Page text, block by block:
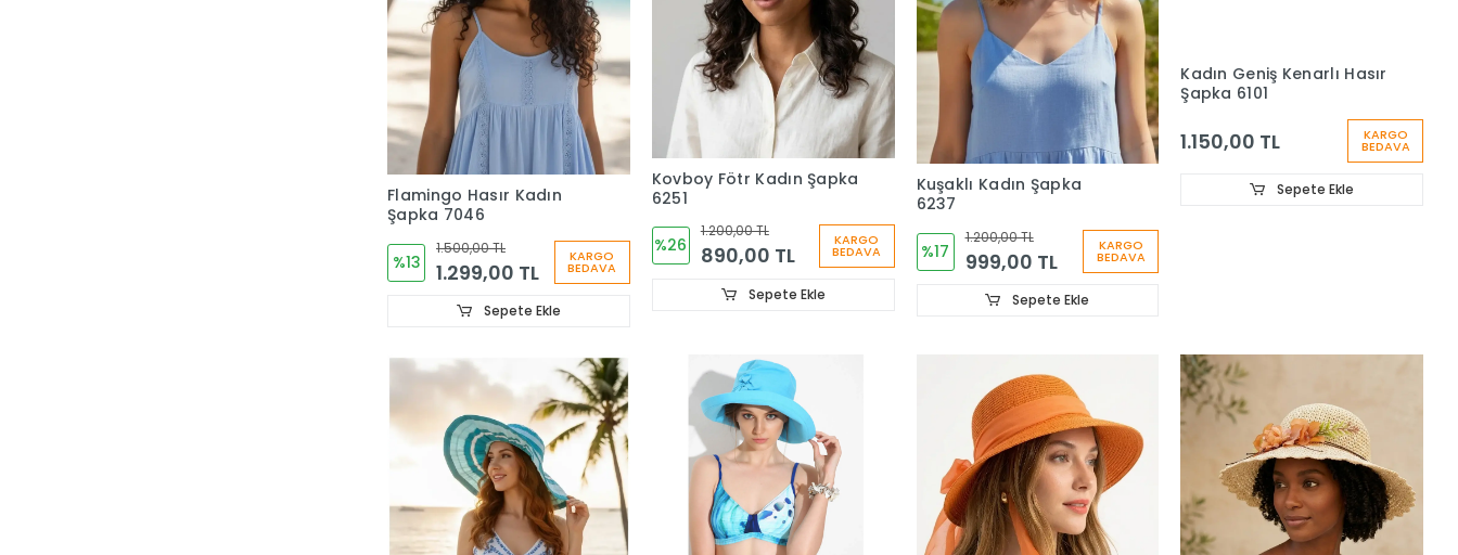
Flamingo Hasır Kadın
Şapka 7046
%13
1.500,00 TL
1.299,00 TL
KARGO
BEDAVA
Sepete Ekle
Kovboy Fötr Kadın Şapka
6251
%26
1.200,00 TL
890,00 TL
KARGO
BEDAVA
Sepete Ekle
Kuşaklı Kadın Şapka
6237
%17
1.200,00 TL
999,00 TL
KARGO
BEDAVA
Sepete Ekle
Kadın Geniş Kenarlı Hasır
Şapka 6101
1.150,00 TL KARGO
BEDAVA
Sepete Ekle